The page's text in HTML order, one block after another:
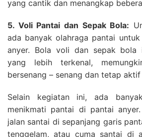
yang cantik dan menangkap
5. Voli Pantai dan Sepak Bola:
ada banyak olahraga pantai
anyer. Bola voli dan sepak bola
yang lebih terkenal,
bersenang – senang dan tetap
Selain kegiatan ini, ada
menikmati pantai di pantai
jalan santai di sepanjang garis
tenggelam, atau cuma santai di